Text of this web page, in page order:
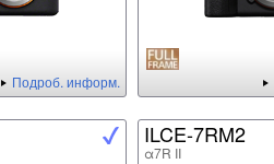
Подроб. информ.
ILCE-7RM2
α7R II